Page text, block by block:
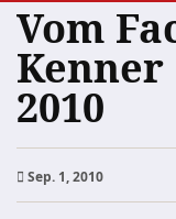
Vom
2010
Sep. 1, 2010